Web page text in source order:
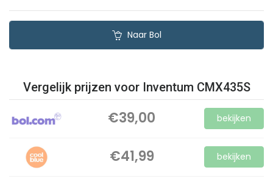
Naar Bol
Vergelijk prijzen voor Inventum CMX435S
€39,00 bekijken
€41,99 bekijken